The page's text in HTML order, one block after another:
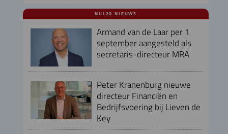
NUL20 NIEUWS
Armand van de Laar per 1
september aangesteld als
secretaris-directeur MRA
Peter Kranenburg nieuwe
directeur Financiën en
Bedrijfsvoering bij Lieven de
Key